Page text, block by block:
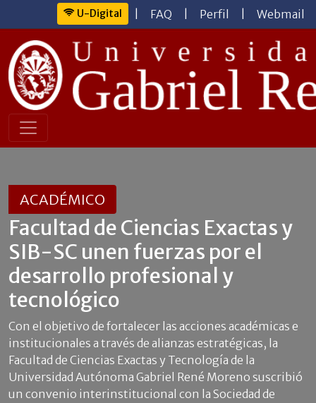
U-Digital FAQ Perfil Webmail
ACADÉMICO
Facultad de Ciencias Exactas y
SIB-SC unen fuerzas por el
desarrollo profesional y
tecnológico
Con el objetivo de fortalecer las acciones académicas e
institucionales a través de alianzas estratégicas, la
Facultad de Ciencias Exactas y Tecnología de la
Universidad Autónoma Gabriel René Moreno suscribió
un convenio interinstitucional con la Sociedad de